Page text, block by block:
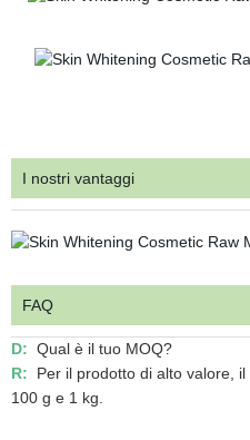
I nostri vantaggi
FAQ
D: Qual è il tuo MOQ?
R:
Per il prodotto di alto valore,
100 g e 1 kg.